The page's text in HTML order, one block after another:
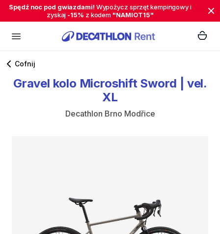
Spędź noc pod gwiazdami! Wypożycz sprzęt kempingowy i
zyskaj -15% z kodem "NAMIOT15"
Cofnij
Gravel kolo Microshift Sword
vel.
XL
Decathlon Brno Modřice